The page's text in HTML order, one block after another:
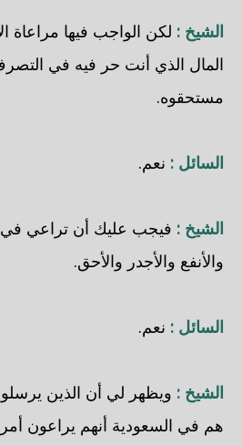
الشيخ : لكن الواجب فيها مراعاة
المال الذي أنت حر فيه في
مستحقوه.
السائل : نعم.
الشيخ : فيجب عليك أن تراعي في
والأنفع والأجدر والأحق.
السائل : نعم.
الشيخ : ويظهر لي أن الذين
هم في السعودية أنهم يراعون